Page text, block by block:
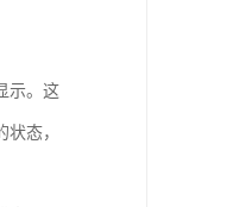
示。这
态，